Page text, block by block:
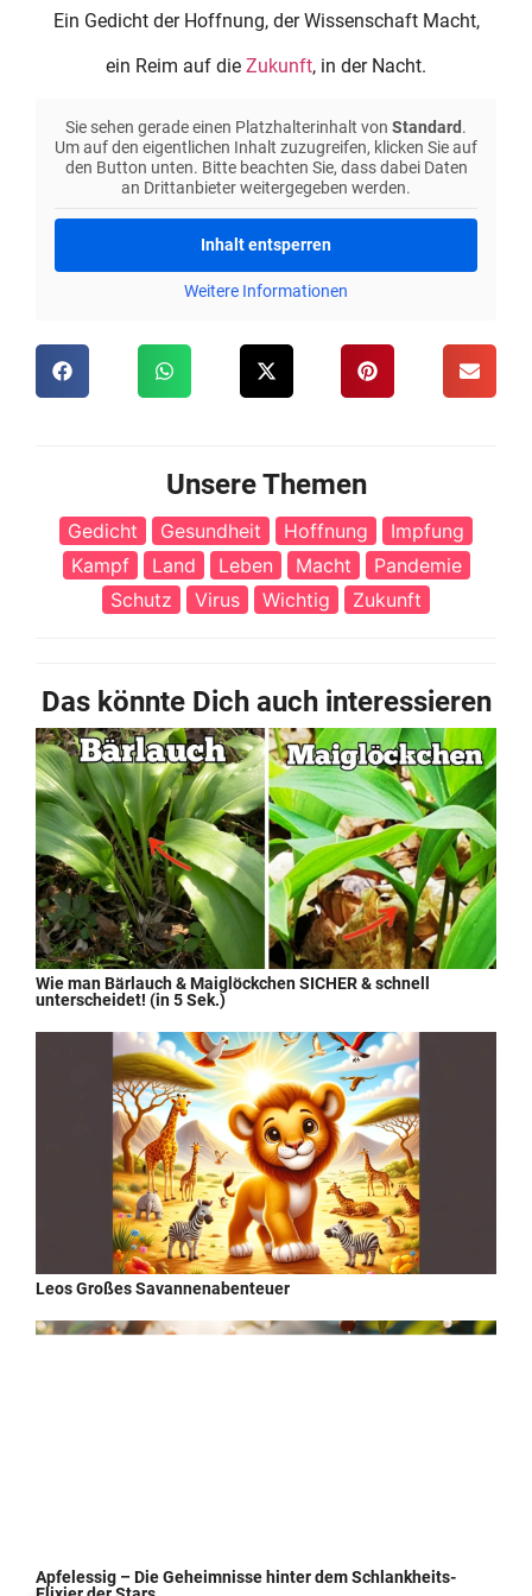
Ein Gedicht der Hoffnung, der Wissenschaft Macht,
ein Reim auf die Zukunft, in der Nacht.
Sie sehen gerade einen Platzhalterinhalt von Standard .
Um auf den eigentlichen Inhalt zuzugreifen, klicken Sie auf
den Button unten. Bitte beachten Sie, dass dabei Daten
an Drittanbieter weitergegeben werden.
Inhalt entsperren
Weitere Informationen
Unsere Themen
Gedicht Gesundheit Hoffnung
Impfung
Kampf
Land Leben Macht
Pandemie
Schutz
Virus Wichtig Zukunft
Das könnte Dich auch interessieren
Wie man Bärlauch & Maiglöckchen SICHER & schnell
unterscheidet! (in 5 Sek.)
Leos Großes Savannenabenteuer
Apfelessig – Die Geheimnisse hinter dem Schlankheits-